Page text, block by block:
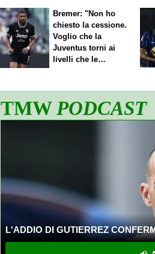
Bremer: "Non ho
chiesto la cessione.
Voglio che la
Juventus torni ai
livelli che le
TMWPODCAST
L'ADDIO DI GUTIERREZ